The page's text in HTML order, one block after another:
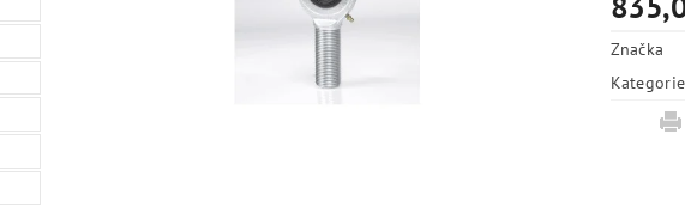
Značka
Kategorie